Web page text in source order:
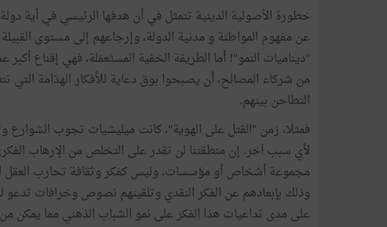
خطورة الأصولية الدينية تتمثل في أن هدفها الرئيسي في أية
عن مفهوم المواطنة و مدنية الدولة، وإرجاعهم إلى مستوى
"ديناميات النمو"! أما الطريقة الخفية المستَعمَلة، فهي إقناع
من شركاء المصالح، أن يصبحوا بوق دعاية للأفكار الهدّامة
التطاحن بينهم.
فمثلا، زمن "القتل على الهوية"، كانت ميليشيات تجوب الشوارع
لأي سبب آخر. إن منطقتنا لن تقدر على التخلص من الإرهاب
مجموعة أشخاص أو مؤسسات، وليس كفكر وثقافة تحارب العقل
وذلك بإبعادهم عن الفكر النقدي وتلقينهم نصوص وخرافات تدعو
على مدى تداعيات هذا الفكر على نمو الشباب الذهني مما